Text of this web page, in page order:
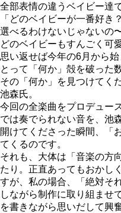
全部表情の違うベイビー達で
「どのベイビーが一番好き
選べるわけないじゃないの〜
どのベイビーもすんごく可
思い返せば今年の6月から
とって「何か」殻を破った
その「何か」を見つけてく
池森氏。
今回の全楽曲をプロデュー
では奏でられない音を、池
開けてくださった瞬間、「
てくるのです。
それも、大体は「音楽の方
たり。正直あってもおかし
すが、私の場合、「絶対そ
しながら制作に取り組ませ
を書きながら思いだして興